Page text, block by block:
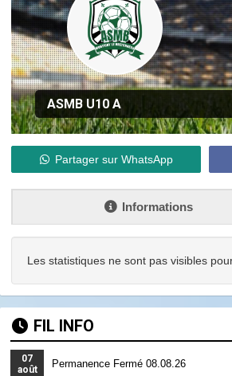
ASMB U10 A
Partager sur WhatsApp
Informations
Les statistiques ne sont pas visibles
FIL INFO
07
août
Permanence Fermé 08.08.26